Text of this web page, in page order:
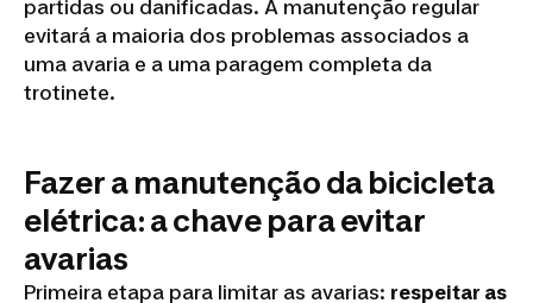
partidas ou danificadas. A manutenção regular
evitará a maioria dos problemas associados a
uma avaria e a uma paragem completa da
trotinete.
Fazer a manutenção da bicicleta
elétrica: a chave para evitar
avarias
Primeira etapa para limitar as avarias: respeitar as